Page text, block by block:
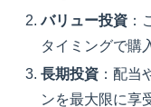
バリュー投資 ：
タイミングで購
長期投資 ：配当
ンを最大限に享